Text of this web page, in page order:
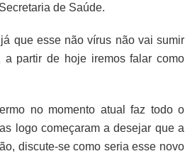
de Saúde.
que esse não vírus não vai sumir
a partir de hoje iremos falar como
no momento atual faz todo o
logo começaram a desejar que a
discute-se como seria esse novo